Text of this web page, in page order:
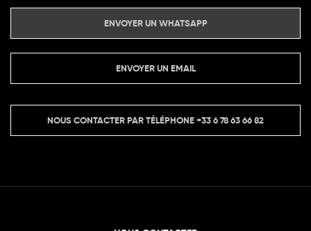
ENVOYER UN WHATSAPP
ENVOYER UN EMAIL
NOUS CONTACTER PAR TÉLÉPHONE+33 6 78 63 66 82